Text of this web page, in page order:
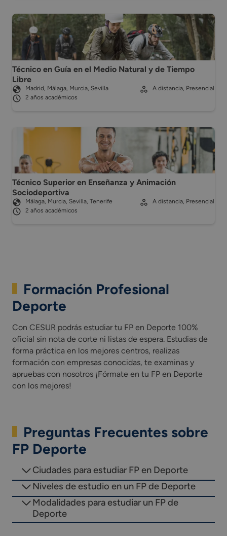
Técnico en Guía en el Medio Natural y de Tiempo
Libre
Madrid, Málaga, Murcia, Sevilla
2 años académicos
A distancia, Presencial
Técnico Superior en Enseñanza y Animación
Sociodeportiva
Málaga, Murcia, Sevilla, Tenerife
2 años académicos
A distancia, Presencial
Formación Profesional
Deporte
Con CESUR podrás estudiar tu FP en Deporte 100%
oficial sin nota de corte ni listas de espera. Estudias de
forma práctica en los mejores centros, realizas
formación con empresas conocidas, te examinas y
apruebas con nosotros ¡Fórmate en tu FP en Deporte
con los mejores!
Preguntas Frecuentes sobre
FP Deporte
Ciudades para estudiar FP en Deporte
Niveles de estudio en un FP de Deporte
Modalidades para estudiar un FP de
Deporte